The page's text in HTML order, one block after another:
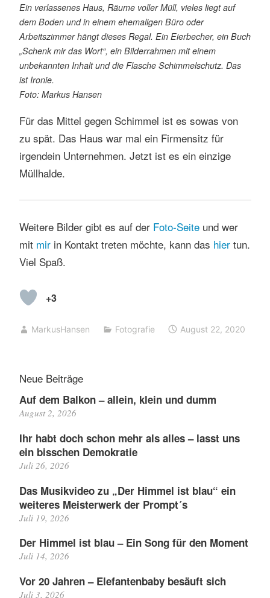
Ein verlassenes Haus, Räume voller Müll, vieles liegt auf
dem Boden und in einem ehemaligen Büro oder
Arbeitszimmer hängt dieses Regal. Ein Eierbecher, ein Buch
„Schenk mir das Wort“, ein Bilderrahmen mit einem
unbekannten Inhalt und die Flasche Schimmelschutz. Das
ist Ironie.
Foto: Markus Hansen
Für das Mittel gegen Schimmel ist es sowas von
zu spät. Das Haus war mal ein Firmensitz für
irgendein Unternehmen. Jetzt ist es ein einzige
Müllhalde.
Weitere Bilder gibt es auf der Foto-Seiteund wer
mit mirin Kontakt treten möchte, kann das hiertun.
Viel Spaß.
+3
MarkusHansen Fotografie August 22, 2020
Neue Beiträge
Auf dem Balkon – allein, klein und dumm
August 2, 2026
Ihr habt doch schon mehr als alles – lasst uns
ein bisschen Demokratie
Juli 26, 2026
Das Musikvideo zu „Der Himmel ist blau“ ein
weiteres Meisterwerk der Prompt´s
Juli 19, 2026
Der Himmel ist blau – Ein Song für den Moment
Juli 14, 2026
Vor 20 Jahren – Elefantenbaby besäuft sich
Juli 3, 2026